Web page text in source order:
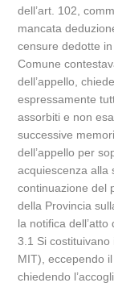
dell’art. 102,
mancata
censure dedotte
Comune
dell’appello,
espressamente
assorbiti e non
successive
dell’appello per
acquiescenza alla
continuazione del
della Provincia
la notifica dell’atto
3.1 Si
MIT), eccependo
chiedendo